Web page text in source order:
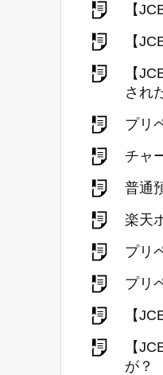
【
【
【
され
プリ
チャ
普通
楽天
プリ
プリ
【
【
が？